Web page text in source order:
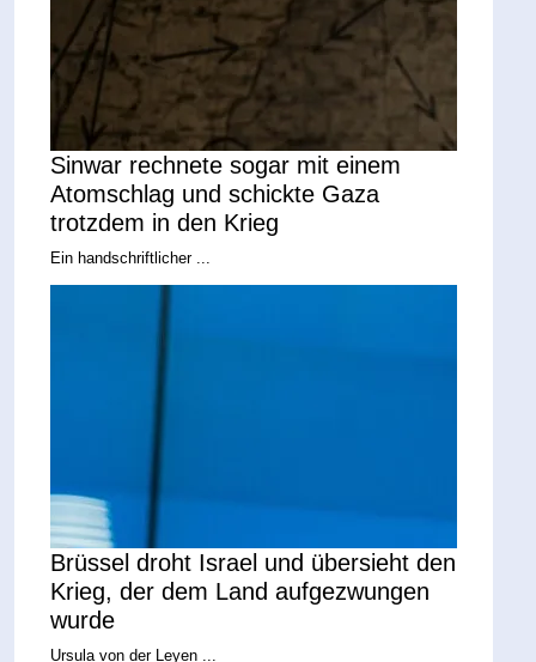
Sinwar rechnete sogar mit einem
Atomschlag und schickte Gaza
trotzdem in den Krieg
Ein handschriftlicher ...
Brüssel droht Israel und übersieht den
Krieg, der dem Land aufgezwungen
wurde
Ursula von der Leyen ...